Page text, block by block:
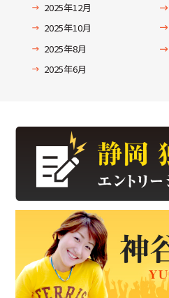
2025年12月
2025年10月
2025年8月
2025年6月